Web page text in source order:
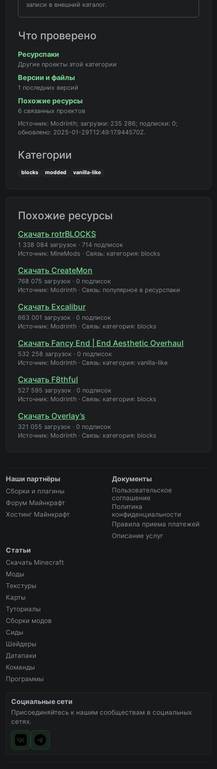
записи в внешний каталог.
Что проверено
Ресурспаки
Другие проекты этой категории
Версии и файлы
1 последних версий
Похожие ресурсы
6 связанных проектов
Источник: Modrinth; загрузки: 235 286; подписки: 0;
обновлено: 2025-01-29T12:49:17.944570Z.
Категории
blocks modded vanilla-like
Похожие ресурсы
Скачать rotrBLOCKS
1 338 084 загрузок · 714 подписок
Источник: MineMods · Связь: категория: blocks
Скачать CreateMon
768 075 загрузок · 0 подписок
Источник: Modrinth · Связь: популярное в ресурспаки
Скачать Excalibur
663 001 загрузок · 0 подписок
Источник: Modrinth · Связь: категория: blocks
Скачать Fancy End | End Aesthetic Overhaul
532 258 загрузок · 0 подписок
Источник: Modrinth · Связь: категория: vanilla-like
Скачать F8thful
527 595 загрузок · 0 подписок
Источник: Modrinth · Связь: категория: blocks
Скачать Overlay’s
321 055 загрузок · 0 подписок
Источник: Modrinth · Связь: категория: blocks
Наши партнёры
Сборки и плагины
Форум Майнкрафт
Хостинг Майнкрафт
Документы
Пользовательское
соглашение
Политика
конфиденциальности
Правила приема платежей
Описание услуг
Статьи
Скачать Minecraft
Моды
Текстуры
Карты
Туториалы
Сборки модов
Сиды
Шейдеры
Датапаки
Команды
Программы
Социальные сети
Присоединяйтесь к нашим сообществам в социальных
сетях.